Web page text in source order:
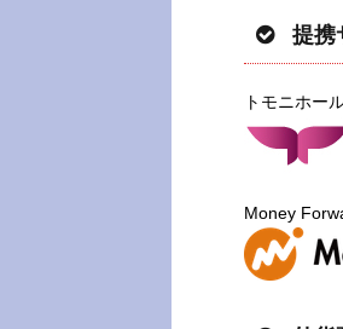
提携
トモニホー
Money